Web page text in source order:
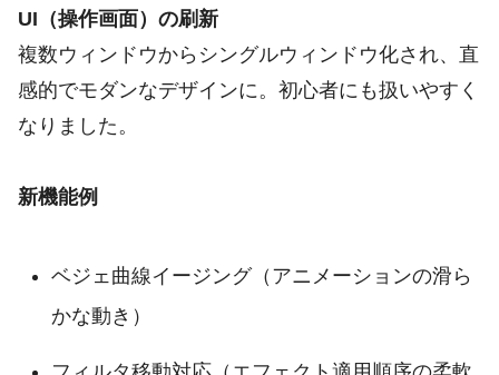
UI（操作画面）の刷新
複数ウィンドウからシングルウィンドウ化され、直
感的でモダンなデザインに。初心者にも扱いやすく
なりました。
新機能例
ベジェ曲線イージング（アニメーションの滑ら
かな動き）